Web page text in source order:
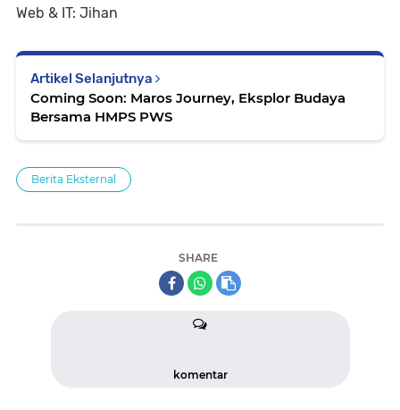
Web & IT: Jihan
Artikel Selanjutnya
Coming Soon: Maros Journey, Eksplor Budaya
Bersama HMPS PWS
Berita Eksternal
SHARE
komentar